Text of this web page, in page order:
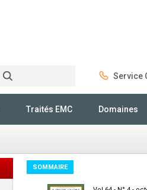
Service
Traités EMC Domaines
SOMMAIRE